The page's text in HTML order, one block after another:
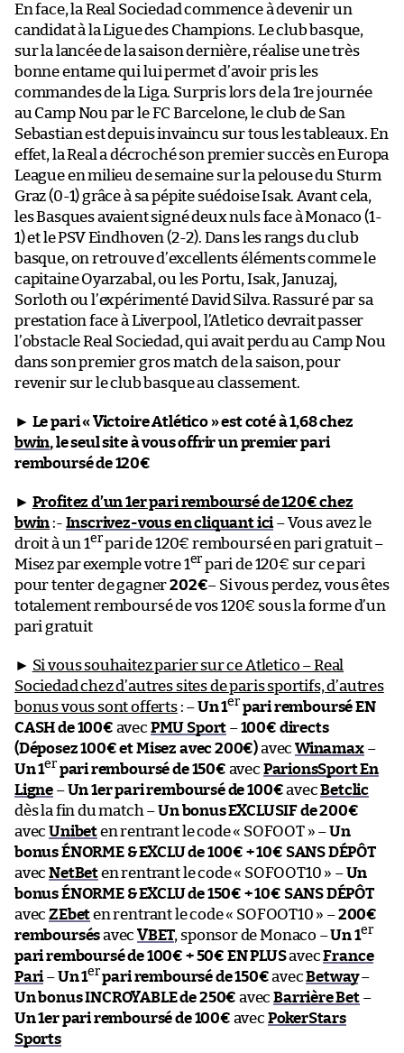
En face, la Real Sociedad commence à devenir un
candidat à la Ligue des Champions. Le club basque,
sur la lancée de la saison dernière, réalise une très
bonne entame qui lui permet d’avoir pris les
commandes de la Liga. Surpris lors de la 1re journée
au Camp Nou par le FC Barcelone, le club de San
Sebastian est depuis invaincu sur tous les tableaux. En
effet, la Real a décroché son premier succès en Europa
League en milieu de semaine sur la pelouse du Sturm
Graz (0-1) grâce à sa pépite suédoise Isak. Avant cela,
les Basques avaient signé deux nuls face à Monaco (1-
1) et le PSV Eindhoven (2-2). Dans les rangs du club
basque, on retrouve d’excellents éléments comme le
capitaine Oyarzabal, ou les Portu, Isak, Januzaj,
Sorloth ou l’expérimenté David Silva. Rassuré par sa
prestation face à Liverpool, l’Atletico devrait passer
l’obstacle Real Sociedad, qui avait perdu au Camp Nou
dans son premier gros match de la saison, pour
revenir sur le club basque au classement.
► Le pari « Victoire Atlético » est coté à 1,68 chez
bwin, le seul site à vous offrir un premier pari
remboursé de 120€
► Profitez d’un 1er pari remboursé de 120€ chez
bwin :- Inscrivez-vous en cliquant ici– Vous avez le
droit à un 1erpari de 120€ remboursé en pari gratuit –
Misez par exemple votre 1er pari de 120€ sur ce pari
pour tenter de gagner202€– Si vous perdez, vous êtes
totalement remboursé de vos 120€ sous la forme d’un
pari gratuit
► Si vous souhaitez parier sur ce Atletico – Real
Sociedad chez d’autres sites de paris sportifs, d’autres
bonus vous sont offerts: –Un 1er pari remboursé EN
CASH de 100€ avec PMU Sport –100€ directs
(Déposez 100€ et Misez avec 200€)avec Winamax–
Un 1er pari remboursé de 150€ avec ParionsSport En
Ligne –Un 1er pari remboursé de 100€avecBetclic
dès la fin du match –Un bonus EXCLUSIF de 200€
avecUnibeten rentrant le code « SOFOOT » –Un
bonus ÉNORME & EXCLU de 100€ + 10€ SANS DÉPÔT
avecNetBeten rentrant le code « SOFOOT10 » –Un
bonus ÉNORME & EXCLU de 150€ + 10€ SANS DÉPÔT
avecZEbeten rentrant le code « SOFOOT10 » –200€
remboursésavecVBET, sponsor de Monaco –Un 1er
pari remboursé de 100€ + 50€ EN PLUSavecFrance
Pari–Un 1erpari remboursé de 150€avecBetway–
Un bonus INCROYABLE de 250€ avecBarrière Bet–
Un 1er pari remboursé de 100€ avec PokerStars
Sports